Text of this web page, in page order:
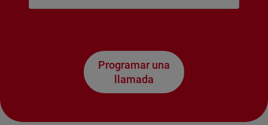
Programar una
llamada